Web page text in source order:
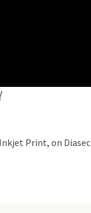
Print, on Diasec